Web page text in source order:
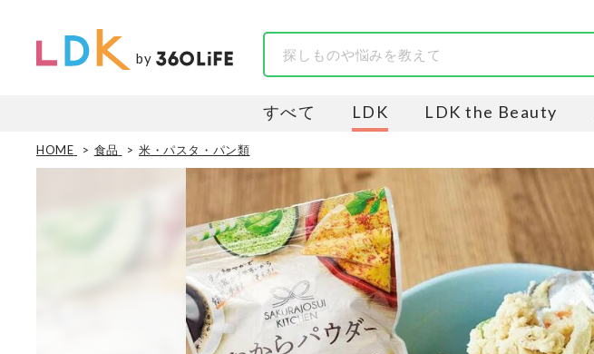
by
すべて LDK LDK the Beauty
HOME 食品 米・パスタ・パン類